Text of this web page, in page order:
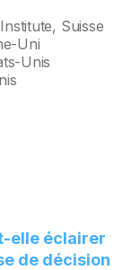
Suisse
Uni
Unis
elle éclairer
de décision